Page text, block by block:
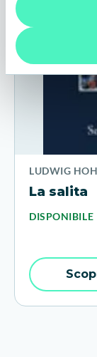
quindi la
strumenti di
ulteriori
LUDWIG
La salita
DISPONIBILE